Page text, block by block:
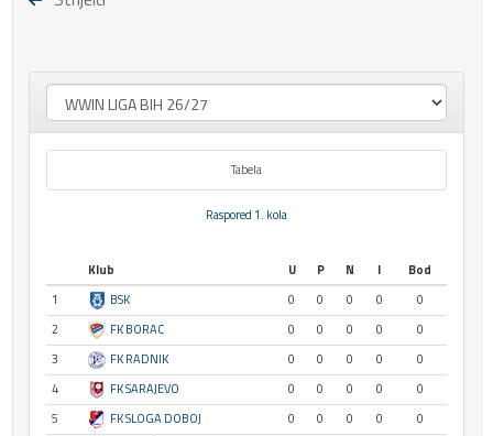
Tabela
Raspored 1. kola
Klub U P N I
Bod
1
BSK 0 0 0 0
0
2
FK BORAC 0 0 0 0
0
3
FK RADNIK 0 0 0 0
0
4
FK SARAJEVO 0 0 0 0
0
5
FK SLOGA DOBOJ 0 0 0 0
0